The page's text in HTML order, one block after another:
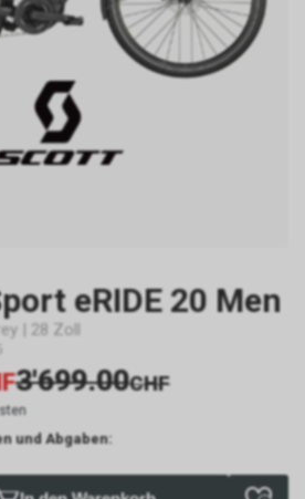
eRIDE 20 Men
| 28 Zoll
3'699.00CHF
und Abgaben: